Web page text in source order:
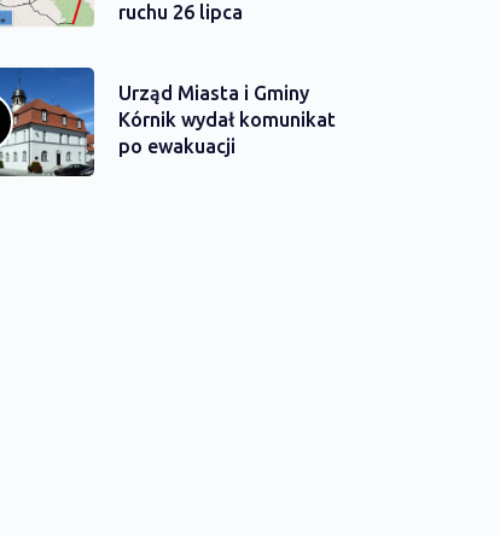
ruchu 26 lipca
Urząd Miasta i Gminy
Kórnik wydał komunikat
po ewakuacji